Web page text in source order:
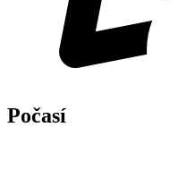
Počasí